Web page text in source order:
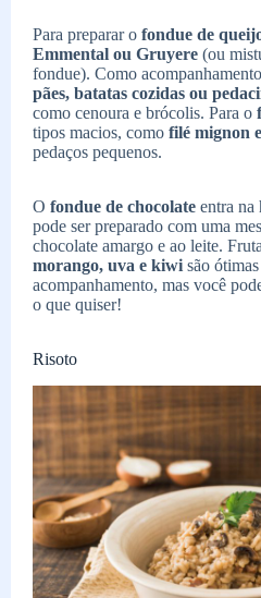
Para preparar o fondue de
Emmental ou Gruyere (ou
fondue). Como
pães, batatas cozidas ou
como cenoura e brócolis. Para o
tipos macios, como filé mignon
pedaços pequenos.
O fondue de chocolate entra na
pode ser preparado com uma
chocolate amargo e ao leite.
morango, uva e kiwi são
acompanhamento, mas você
o que quiser!
Risoto